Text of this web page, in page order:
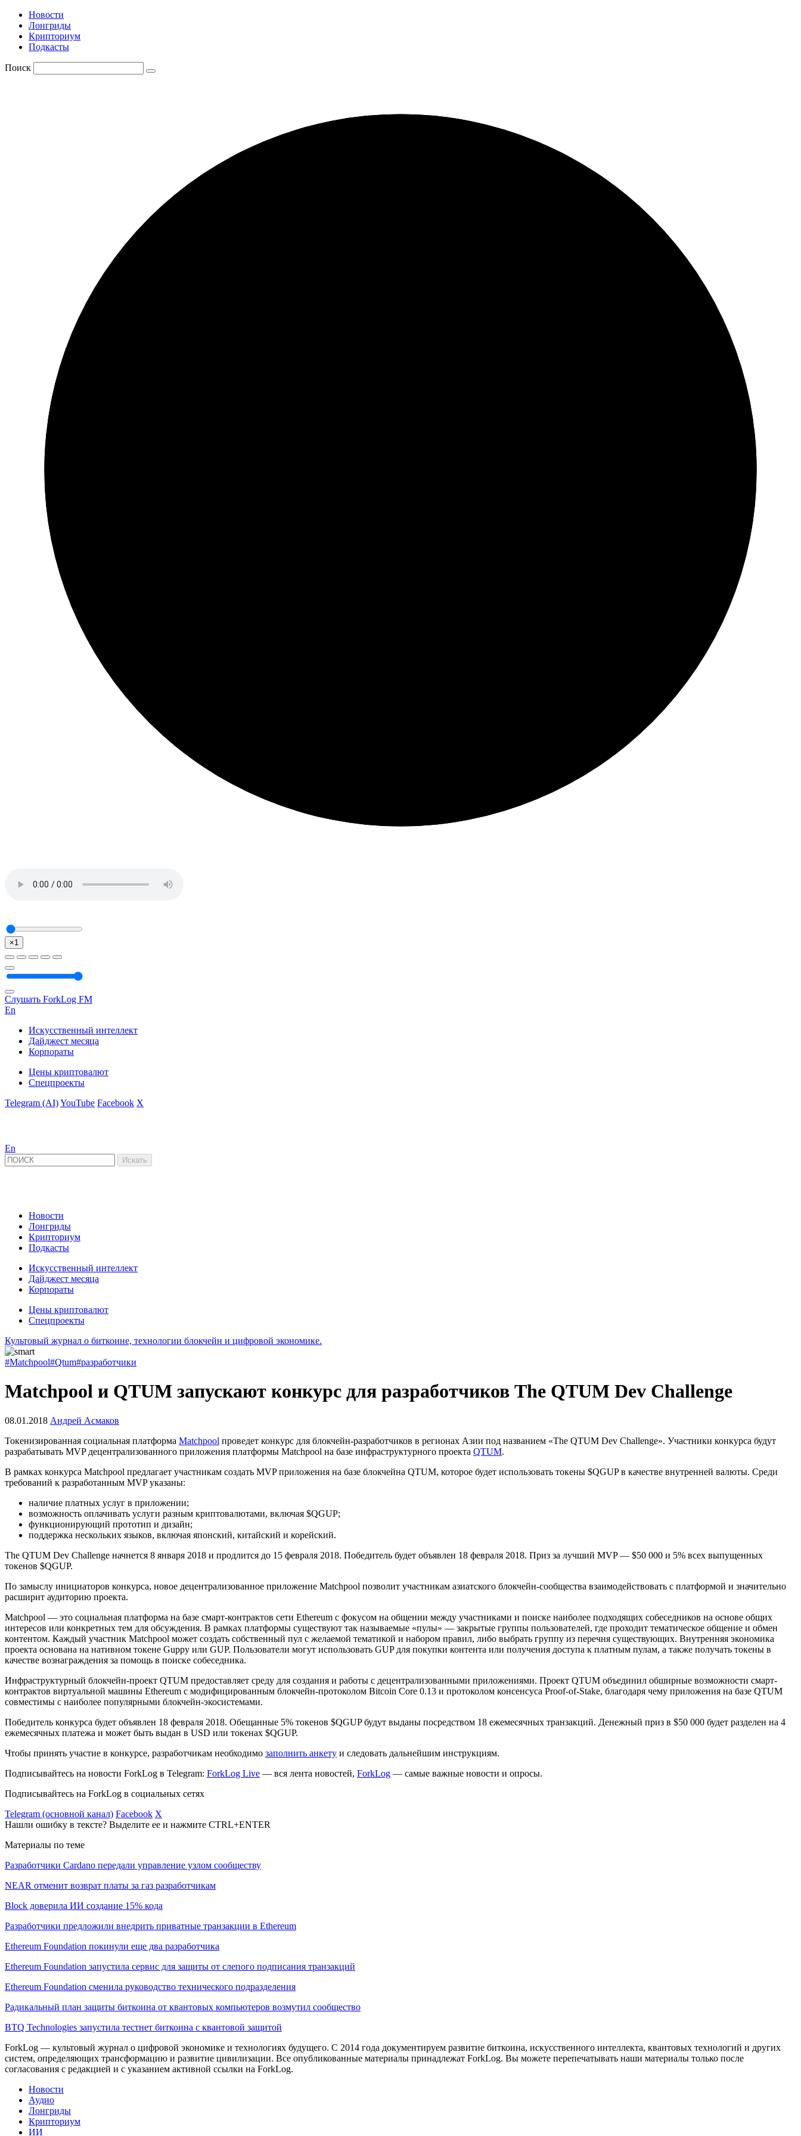
Новости
Лонгриды
Крипториум
Подкасты
Поиск
×1
Слушать ForkLog FM
En
Искусственный интеллект
Дайджест месяца
Корпораты
Цены криптовалют
Спецпроекты
Telegram (AI)YouTube Facebook X
En
Новости
Лонгриды
Крипториум
Подкасты
Искусственный интеллект
Дайджест месяца
Корпораты
Цены криптовалют
Спецпроекты
Культовый журнал о биткоине, технологии блокчейн и цифровой экономике.
#Matchpool#Qtum#разработчики
Matchpool и QTUM запускают конкурс для разработчиков The QTUM Dev Challenge
08.01.2018 Андрей Асмаков
Токенизированная социальная платформа Matchpool проведет конкурс для блокчейн-разработчиков в регионах Азии под названием «The QTUM Dev Challenge». Участники конкурса будут
разрабатывать MVP децентрализованного приложения платформы Matchpool на базе инфраструктурного проекта QTUM.
В рамках конкурса Matchpool предлагает участникам создать MVP приложения на базе блокчейна QTUM, которое будет использовать токены $QGUP в качестве внутренней валюты. Среди
требований к разработанным MVP указаны:
наличие платных услуг в приложении;
возможность оплачивать услуги разным криптовалютами, включая $QGUP;
функционирующий прототип и дизайн;
поддержка нескольких языков, включая японский, китайский и корейский.
The QTUM Dev Challenge начнется 8 января 2018 и продлится до 15 февраля 2018. Победитель будет объявлен 18 февраля 2018. Приз за лучший MVP — $50 000 и 5% всех выпущенных
токенов $QGUP.
По замыслу инициаторов конкурса, новое децентрализованное приложение Matchpool позволит участникам азиатского блокчейн-сообщества взаимодействовать с платформой и значительно
расширит аудиторию проекта.
Matchpool — это социальная платформа на базе смарт-контрактов сети Ethereum с фокусом на общении между участниками и поиске наиболее подходящих собеседников на основе общих
интересов или конкретных тем для обсуждения. В рамках платформы существуют так называемые «пулы» — закрытые группы пользователей, где проходит тематическое общение и обмен
контентом. Каждый участник Matchpool может создать собственный пул с желаемой тематикой и набором правил, либо выбрать группу из перечня существующих. Внутренняя экономика
проекта основана на нативном токене Guppy или GUP. Пользователи могут использовать GUP для покупки контента или получения доступа к платным пулам, а также получать токены в
качестве вознаграждения за помощь в поиске собеседника.
Инфраструктурный блокчейн-проект QTUM предоставляет среду для создания и работы с децентрализованными приложениями. Проект QTUM объединил обширные возможности смарт-
контрактов виртуальной машины Ethereum с модифицированным блокчейн-протоколом Bitcoin Core 0.13 и протоколом консенсуса Proof-of-Stake, благодаря чему приложения на базе QTUM
совместимы с наиболее популярными блокчейн-экосистемами.
Победитель конкурса будет объявлен 18 февраля 2018. Обещанные 5% токенов $QGUP будут выданы посредством 18 ежемесячных транзакций. Денежный приз в $50 000 будет разделен на 4
ежемесячных платежа и может быть выдан в USD или токенах $QGUP.
Чтобы принять участие в конкурсе, разработчикам необходимо заполнить анкету и следовать дальнейшим инструкциям.
Подписывайтесь на новости ForkLog в Telegram: ForkLog Live — вся лента новостей, ForkLog — самые важные новости и опросы.
Подписывайтесь на ForkLog в социальных сетях
Telegram (основной канал) Facebook X
Нашли ошибку в тексте? Выделите ее и нажмите CTRL+ENTER
Материалы по теме
Разработчики Cardano передали управление узлом сообществу
NEAR отменит возврат платы за газ разработчикам
Block доверила ИИ создание 15% кода
Разработчики предложили внедрить приватные транзакции в Ethereum
Ethereum Foundation покинули еще два разработчика
Ethereum Foundation запустила сервис для защиты от слепого подписания транзакций
Ethereum Foundation сменила руководство технического подразделения
Радикальный план защиты биткоина от квантовых компьютеров возмутил сообщество
BTQ Technologies запустила тестнет биткоина с квантовой защитой
ForkLog — культовый журнал о цифровой экономике и технологиях будущего. С 2014 года документируем развитие биткоина, искусственного интеллекта, квантовых технологий и других
систем, определяющих трансформацию и развитие цивилизации. Все опубликованные материалы принадлежат ForkLog. Вы можете перепечатывать наши материалы только после
согласования с редакцией и с указанием активной ссылки на ForkLog.
Новости
Аудио
Лонгриды
Крипториум
ИИ